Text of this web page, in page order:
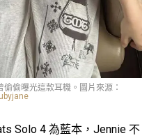
偷曝光這款耳機。圖片來源：
Solo 4 為藍本，Jennie 不